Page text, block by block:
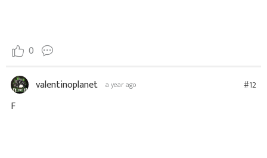
0
valentinoplanet a year ago #12
F